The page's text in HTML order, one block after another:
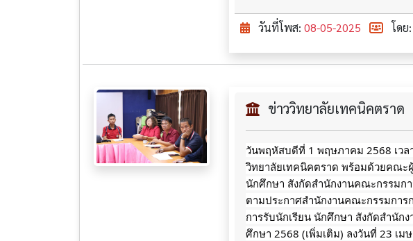
วันที่โพส:08-05-2025 โดย
ข่าววิทยาลัยเทคนิคตราด
วันพฤหัสบดีที่ 1 พฤษภาคม 2568 เวล
วิทยาลัยเทคนิคตราด พร้อมด้วยคณะ
นักศึกษา สังกัดสำนักงานคณะกรรมก
ตามประกาศสำนักงานคณะกรรมการ
การรับนักเรียน นักศึกษา สังกัดสำนัก
ศึกษา 2568 (เพิ่มเติม) ลงวันที่ 23 เม